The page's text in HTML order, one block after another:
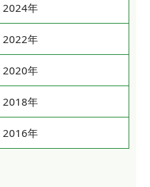
2024年
2022年
2020年
2018年
2016年